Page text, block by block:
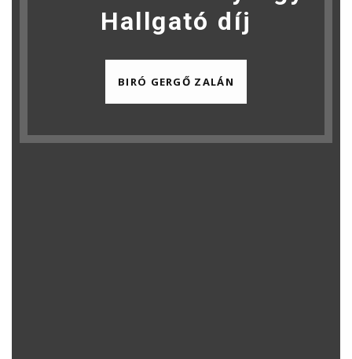
Hallgató díj
BIRÓ GERGŐ ZALÁN